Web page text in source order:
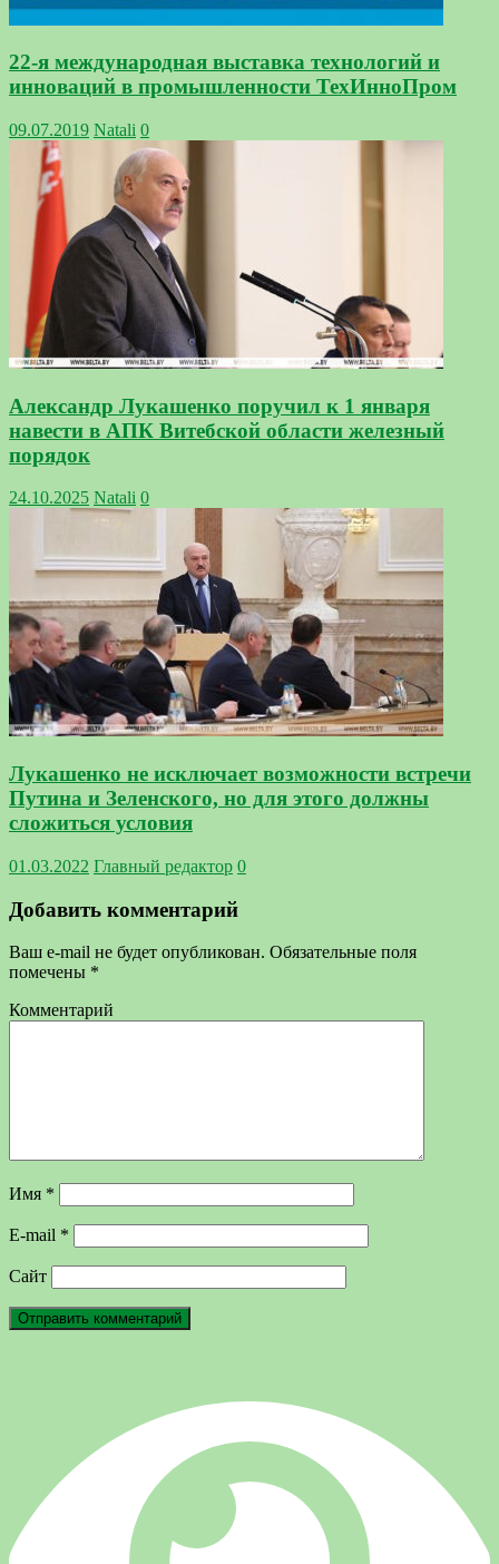
22-я международная выставка технологий и
инноваций в промышленности ТехИнноПром
09.07.2019 Natali 0
Александр Лукашенко поручил к 1 января
навести в АПК Витебской области железный
порядок
24.10.2025 Natali 0
Лукашенко не исключает возможности встречи
Путина и Зеленского, но для этого должны
сложиться условия
01.03.2022 Главный редактор 0
Добавить комментарий
Ваш e-mail не будет опубликован. Обязательные поля
помечены *
Комментарий
Имя *
E-mail *
Сайт